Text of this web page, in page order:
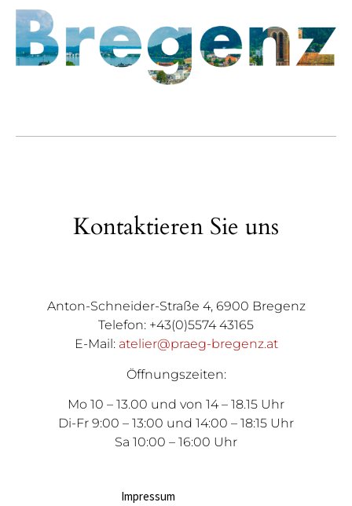
Kontaktieren Sie uns
Anton-Schneider-Straße 4, 6900 Bregenz
Telefon: +43(0)5574 43165
E-Mail: atelier@praeg-bregenz.at
Öffnungszeiten:
Mo 10 – 13.00 und von 14 – 18.15 Uhr
Di-Fr 9:00 – 13:00 und 14:00 – 18:15 Uhr
Sa 10:00 – 16:00 Uhr
Impressum